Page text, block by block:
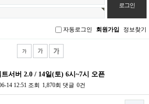
자동로그인 회원가입 정보찾기
서버 2.0 / 14일(토) 6시~7시 오픈
14 12:51 조회 1,870회 댓글 0건